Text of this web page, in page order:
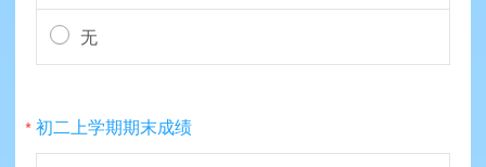
无
*初二上学期期末成绩